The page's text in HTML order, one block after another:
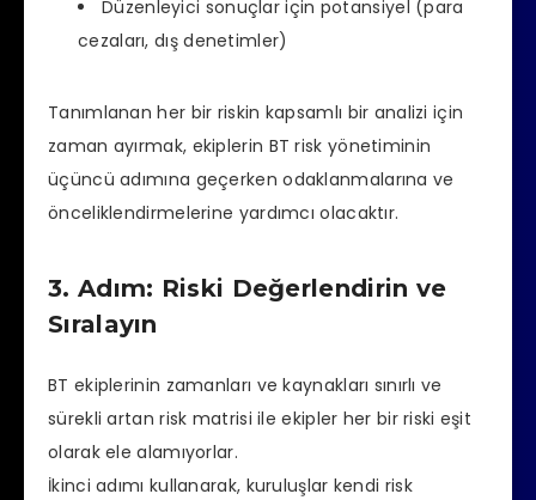
Düzenleyici sonuçlar için potansiyel (para
cezaları, dış denetimler)
Tanımlanan her bir riskin kapsamlı bir analizi için
zaman ayırmak, ekiplerin BT risk yönetiminin
üçüncü adımına geçerken odaklanmalarına ve
önceliklendirmelerine yardımcı olacaktır.
3. Adım: Riski Değerlendirin ve
Sıralayın
BT ekiplerinin zamanları ve kaynakları sınırlı ve
sürekli artan risk matrisi ile ekipler her bir riski eşit
olarak ele alamıyorlar.
İkinci adımı kullanarak, kuruluşlar kendi risk